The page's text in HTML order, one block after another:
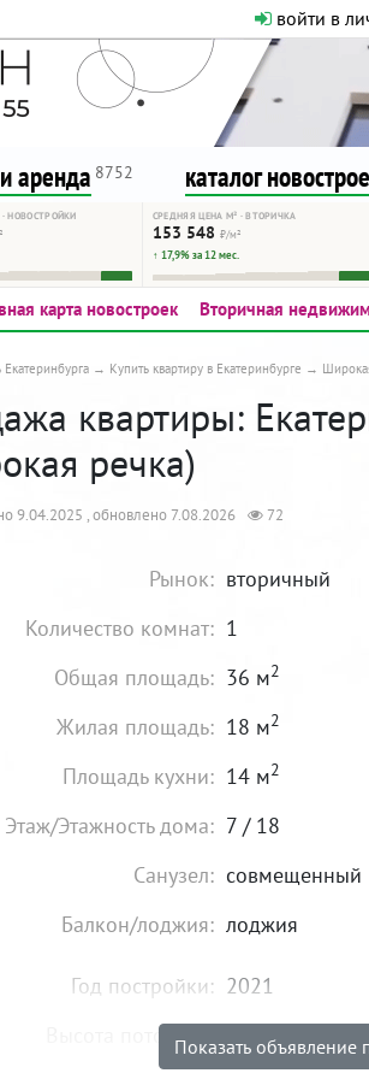
войти в
нормальная.
ресурсу, как он
аренда 8752 каталог
НОВОСТРОЙКИ СРЕДНЯЯ ЦЕНА М² · ВТОРИЧКА
153 548 ₽/м²
↑ 17,9% за 12 мес.
карта новостроек Вторичная
Купить квартиру в Екатеринбурге
квартиры:
речка)
9.04.2025 , обновлено 7.08.2026 72
Рынок: вторичный
Количество комнат: 1
Общая площадь: 36 м2
Жилая площадь: 18 м2
Площадь кухни: 14 м2
Этаж/Этажность дома: 7 / 18
Санузел: совмещенный
Балкон/лоджия: лоджия
Год постройки: 2021
Высота потолков:
от 2,8 м
Показать объявление